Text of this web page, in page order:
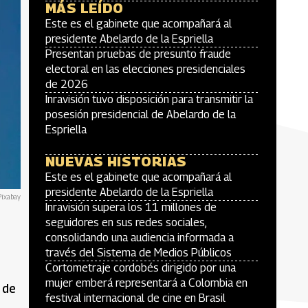
MÁS LEÍDO
Este es el gabinete que acompañará al
presidente Abelardo de la Espriella
Presentan pruebas de presunto fraude
electoral en las elecciones presidenciales
de 2026
Inravisión tuvo disposición para transmitir la
posesión presidencial de Abelardo de la
Espriella
NUEVAS HISTORIAS
Este es el gabinete que acompañará al
presidente Abelardo de la Espriella
Inravisión supera los 11 millones de
seguidores en sus redes sociales,
consolidando una audiencia informada a
través del Sistema de Medios Públicos
Cortometraje cordobés dirigido por una
mujer emberá representará a Colombia en
festival internacional de cine en Brasil